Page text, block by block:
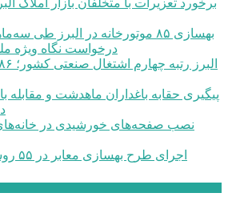
بهسازی ۸۵ موتورخانه در البرز طی سه‌ماهه نخست امسال
درخواست نگاه ویژه
اجرای طرح بهسازی معابر در ۵۵ روستای استان البرز